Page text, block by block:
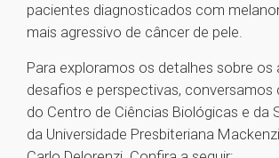
pacientes diagnosticados com
mais agressivo de câncer de pele.
Para exploramos os detalhes sobre os
desafios e perspectivas,
do Centro de Ciências Biológicas e da
da Universidade Presbiteriana